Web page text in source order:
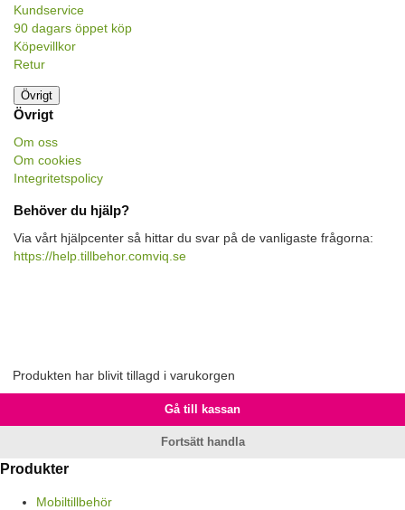
Kundservice
90 dagars öppet köp
Köpevillkor
Retur
Övrigt
Övrigt
Om oss
Om cookies
Integritetspolicy
Behöver du hjälp?
Via vårt hjälpcenter så hittar du svar på de vanligaste frågorna:
https://help.tillbehor.comviq.se
Produkten har blivit tillagd i varukorgen
Gå till kassan
Fortsätt handla
Produkter
Mobiltillbehör